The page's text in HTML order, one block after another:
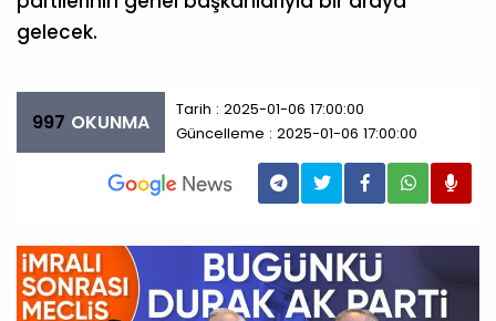
gelecek.
997 OKUNMA
Tarih : 2025-01-06 17:00:00
Güncelleme : 2025-01-06 17:00:00